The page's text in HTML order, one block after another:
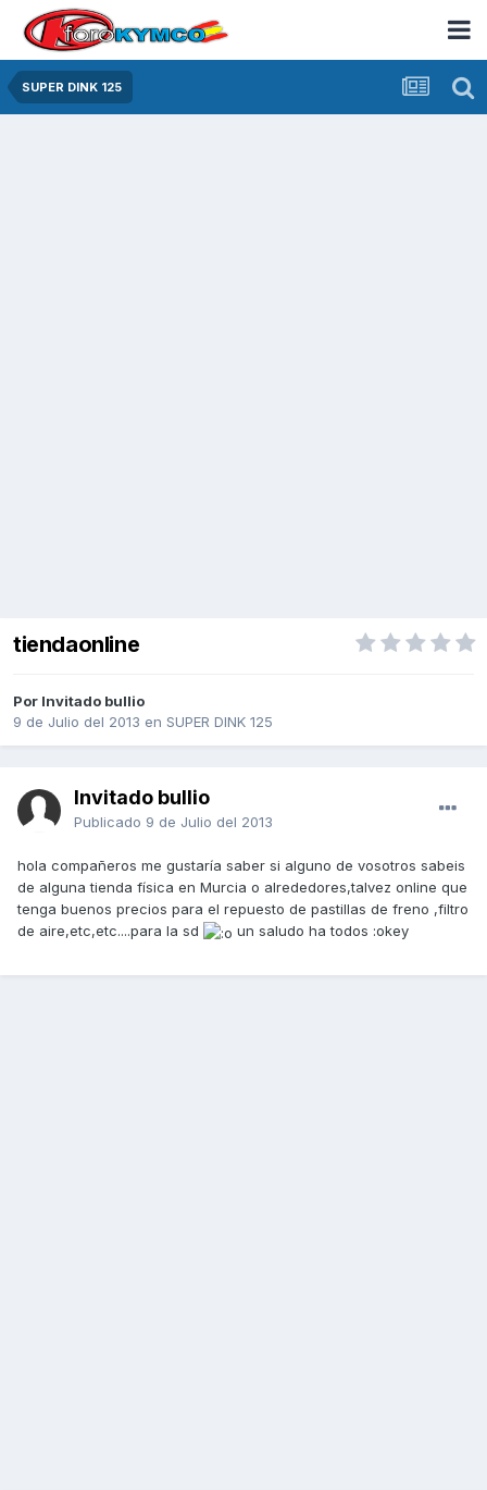
SUPER DINK 125
tiendaonline
Por Invitado bullio
9 de Julio del 2013 en SUPER DINK 125
Invitado bullio
Publicado 9 de Julio del 2013
hola compañeros me gustaría saber si alguno de vosotros sabeis
de alguna tienda física en Murcia o alrededores,talvez online que
tenga buenos precios para el repuesto de pastillas de freno ,filtro
de aire,etc,etc....para la sd
un saludo ha todos :okey